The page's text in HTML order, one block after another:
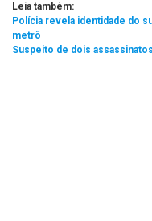
Leia também:
Polícia revela identidade do
metrô
Suspeito de dois